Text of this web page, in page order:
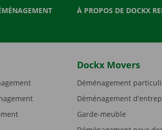
À PROPOS DE DOCKX
Dockx Movers
Déménagement
Déménagement
Garde-meuble